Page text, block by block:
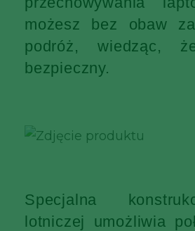
możesz bez obaw
podróż, wiedząc,
bezpieczny.
Specjalna
lotniczej umożliwia